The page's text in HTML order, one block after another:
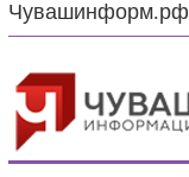
Чувашинформ.рф